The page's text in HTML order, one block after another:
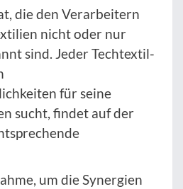
die den Verarbeitern
nicht oder nur
sind. Jeder Techtextil-
für seine
sucht, findet auf der
um die Synergien